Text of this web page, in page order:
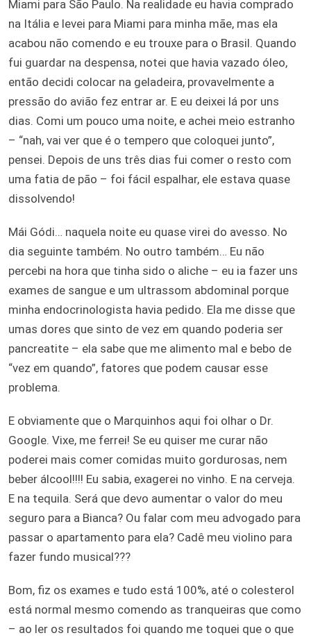
Miami para São Paulo. Na realidade eu havia comprado
na Itália e levei para Miami para minha mãe, mas ela
acabou não comendo e eu trouxe para o Brasil. Quando
fui guardar na despensa, notei que havia vazado óleo,
então decidi colocar na geladeira, provavelmente a
pressão do avião fez entrar ar. E eu deixei lá por uns
dias. Comi um pouco uma noite, e achei meio estranho
– “nah, vai ver que é o tempero que coloquei junto”,
pensei. Depois de uns três dias fui comer o resto com
uma fatia de pão – foi fácil espalhar, ele estava quase
dissolvendo!
Mái Gódi… naquela noite eu quase virei do avesso. No
dia seguinte também. No outro também… Eu não
percebi na hora que tinha sido o aliche – eu ia fazer uns
exames de sangue e um ultrassom abdominal porque
minha endocrinologista havia pedido. Ela me disse que
umas dores que sinto de vez em quando poderia ser
pancreatite – ela sabe que me alimento mal e bebo de
“vez em quando”, fatores que podem causar esse
problema.
E obviamente que o Marquinhos aqui foi olhar o Dr.
Google. Vixe, me ferrei! Se eu quiser me curar não
poderei mais comer comidas muito gordurosas, nem
beber álcool!!!! Eu sabia, exagerei no vinho. E na cerveja.
E na tequila. Será que devo aumentar o valor do meu
seguro para a Bianca? Ou falar com meu advogado para
passar o apartamento para ela? Cadê meu violino para
fazer fundo musical???
Bom, fiz os exames e tudo está 100%, até o colesterol
está normal mesmo comendo as tranqueiras que como
– ao ler os resultados foi quando me toquei que o que